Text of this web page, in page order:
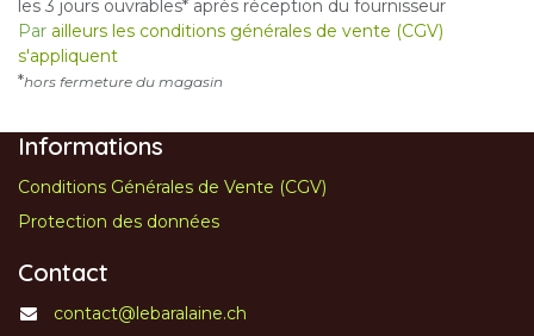
les 3 jours ouvrables* après réception du fournisseur
Par ailleurs les conditions générales de vente (CGV)
s'appliquent
*hors fermeture du magasin
Informations
Conditions Générales de Vente (CGV)
Protection des données
Contact
contact@lebaralaine.ch